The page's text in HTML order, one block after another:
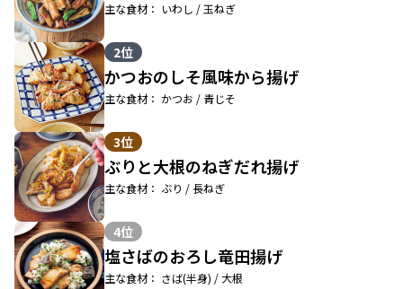
主な食材： いわし / 玉ねぎ
2位
かつおのしそ風味から揚げ
主な食材： かつお / 青じそ
3位
ぶりと大根のねぎだれ揚げ
主な食材： ぶり / 長ねぎ
4位
塩さばのおろし竜田揚げ
主な食材： さば(半身) / 大根